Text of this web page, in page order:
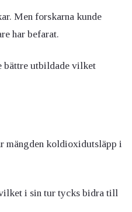
Men forskarna kunde
har befarat.
bättre utbildade vilket
mängden koldioxidutsläpp i
i sin tur tycks bidra till